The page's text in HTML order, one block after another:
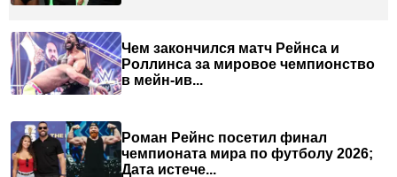
Чем закончился матч Рейнса и
Роллинса за мировое чемпионство
в мейн-ив...
Роман Рейнс посетил финал
чемпионата мира по футболу 2026;
Дата истече...